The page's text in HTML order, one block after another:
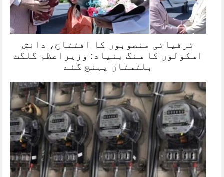
ترقیاتی منصوبوں کا افتتاح، دانش
اسکولوں کا سنگ بنیاد: وزیراعظم گلگت
بلتستان پہنچ گئے